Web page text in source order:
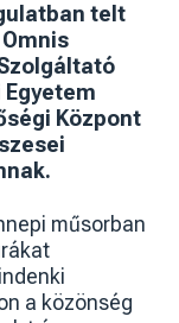
telt
Központ
műsorban
a közönség